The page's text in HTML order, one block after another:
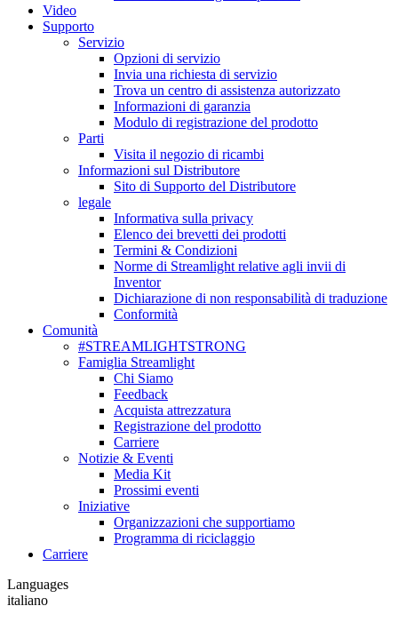
Video
Supporto
Servizio
Opzioni di servizio
Invia una richiesta di servizio
Trova un centro di assistenza autorizzato
Informazioni di garanzia
Modulo di registrazione del prodotto
Parti
Visita il negozio di ricambi
Informazioni sul Distributore
Sito di Supporto del Distributore
legale
Informativa sulla privacy
Elenco dei brevetti dei prodotti
Termini & Condizioni
Norme di Streamlight relative agli invii di
Inventor
Dichiarazione di non responsabilità di traduzione
Conformità
Comunità
#STREAMLIGHTSTRONG
Famiglia Streamlight
Chi Siamo
Feedback
Acquista attrezzatura
Registrazione del prodotto
Carriere
Notizie & Eventi
Media Kit
Prossimi eventi
Iniziative
Organizzazioni che supportiamo
Programma di riciclaggio
Carriere
Languages
italiano